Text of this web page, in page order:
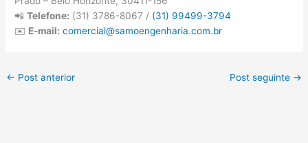
📲Telefone: (31) 3786-8067 / (31) 99499-3794
✉️ E-mail: comercial@samoengenharia.com.br
← Post anterior Post seguinte →